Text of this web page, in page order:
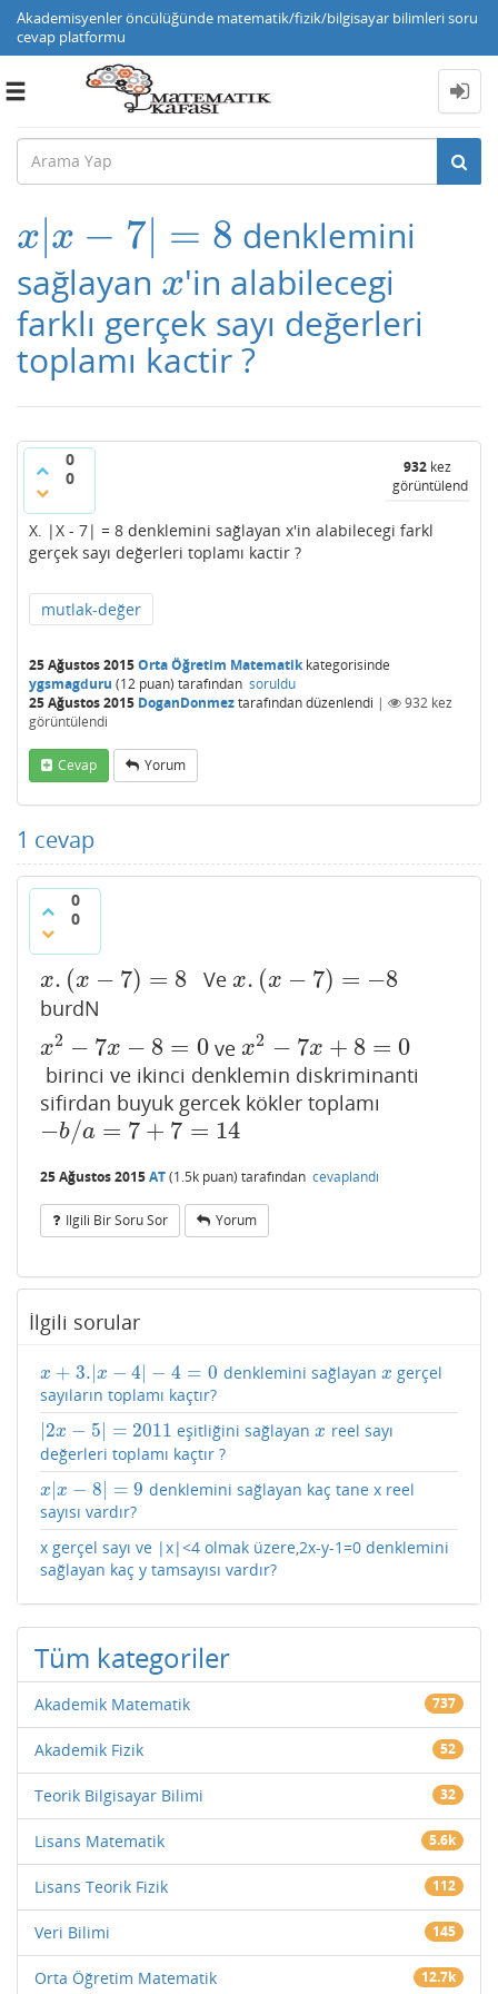
Akademisyenler öncülüğünde matematik/fizik/bilgisayar bilimleri soru
cevap platformu
Toggle
x x − 7 = 8
x|x−7| =
denklemini
sağlayan x
x'in alabilecegi
farklı gerçek sayı değerleri
toplamı kactir ?
0
0
932 kez
görüntülendi
X. |X - 7| = 8 denklemini sağlayan x'in alabilecegi farkl
gerçek sayı değerleri toplamı kactir ?
mutlak-değer
25 Ağustos 2015Orta Öğretim Matematikkategorisinde
ygsmagduru (12 puan) tarafından soruldu
25 Ağustos 2015 DoganDonmeztarafındandüzenlendi | 932 kez
görüntülendi
Cevap Yorum
1 cevap
0
0
x. (x − 7) = 8
x.( x−7 )=8 Vex. (x − 7) = −8
x.( x−7 )=−8
burdN
x2 − 7x − 8 = 0
x2− 7x −8= 0 vex2 − 7x + 8 = 0
x2− 7x +8= 0
birinci ve ikinci denklemin diskriminanti
sifirdan buyuk gercek kökler toplamı
−b/a = 7 + 7 = 14
−b/a=7+7 =14
25 Ağustos 2015AT(1.5k puan) tarafından cevaplandı
Ilgili Bir Soru Sor Yorum
İlgili sorular
x + 3. x − 4 − 4 = 0
x+ 3. |x− 4| −4 =0 denklemini sağlayan x
x gerçel
sayıların toplamı kaçtır?
2x − 5 = 2011
|2x −5| = 2011 eşitliğini sağlayanx
x reel sayı
değerleri toplamı kaçtır ?
x|x − 8| = 9
x| x− 8| =9
denklemini sağlayan kaç tane x reel
sayısı vardır?
x gerçel sayı ve |x|<4 olmak üzere,2x-y-1=0 denklemini
sağlayan kaç y tamsayısı vardır?
Tüm kategoriler
Akademik Matematik 737
Akademik Fizik 52
Teorik Bilgisayar Bilimi 32
Lisans Matematik 5.6k
Lisans Teorik Fizik 112
Veri Bilimi 145
Orta Öğretim Matematik 12.7k